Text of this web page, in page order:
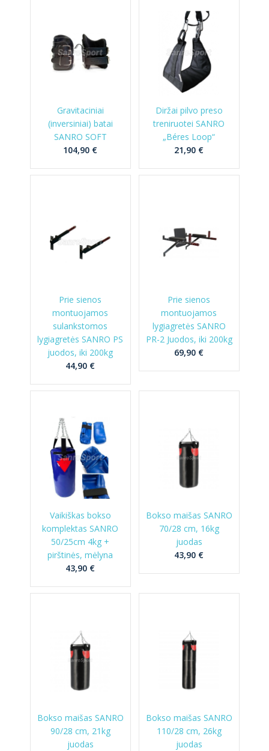
Gravitaciniai
(inversiniai) batai
SANRO SOFT
104,90 €
Diržai pilvo preso
treniruotei SANRO
„Béres Loop“
21,90 €
Prie sienos
montuojamos
sulankstomos
lygiagretės SANRO PS
juodos, iki 200kg
44,90 €
Prie sienos
montuojamos
lygiagretės SANRO
PR-2 Juodos, iki 200kg
69,90 €
Vaikiškas bokso
komplektas SANRO
50/25cm 4kg +
pirštinės, mėlyna
43,90 €
Bokso maišas SANRO
70/28 cm, 16kg
juodas
43,90 €
Bokso maišas SANRO
90/28 cm, 21kg
juodas
Bokso maišas SANRO
110/28 cm, 26kg
juodas